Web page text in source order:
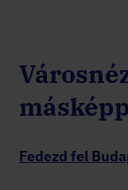
másképp
Fedezd fel